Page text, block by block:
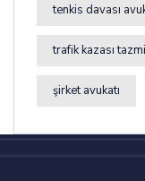
tenkis davası
trafik kazası
şirket avukatı